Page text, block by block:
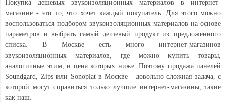
Покупка дешевых звукоизоляционных материалов в интернет-
магазине - это то, что хочет каждый покупатель. Для этого можно
воспользоваться подбором звукоизоляционных материалов на основе
параметров и выбрать самый дешевый продукт из предложенного
списка. В Москве есть много интернет-магазинов
звукоизоляционных материалов, где можно купить товары,
аналогичные этим, и цена которых ниже. Поэтому продажа панелей
Soundgard, Zips или Sonoplat в Москве - довольно сложная задача, с
которой могут справиться только лучшие интернет-магазины, такие
как наш.